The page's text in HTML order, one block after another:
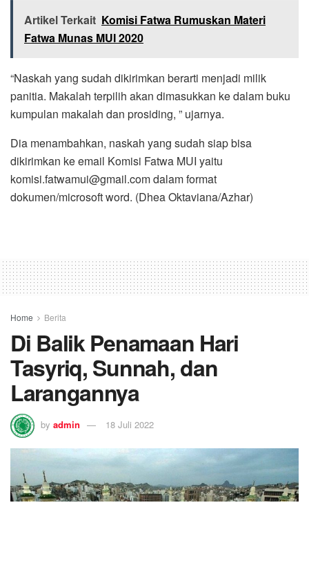
Artikel Terkait Komisi Fatwa Rumuskan Materi
Fatwa Munas MUI 2020
“Naskah yang sudah dikirimkan berarti menjadi milik
panitia. Makalah terpilih akan dimasukkan ke dalam buku
kumpulan makalah dan prosiding, ” ujarnya.
Dia menambahkan, naskah yang sudah siap bisa
dikirimkan ke email Komisi Fatwa MUI yaitu
komisi.fatwamui@gmail.comdalam format
dokumen/microsoft word. (Dhea Oktaviana/Azhar)
Home Berita
Di Balik Penamaan Hari
Tasyriq, Sunnah, dan
Larangannya
by admin 18 Juli 2022